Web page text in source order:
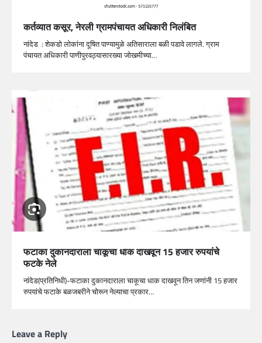
कर्तव्यात कसूर, नेरली ग्रामपंचायत अधिकारी निलंबित
नांदेड : शेकडो लोकांना दूषित पाण्यामुळे अतिसाराला बळी पडावे लागले. ग्राम
पंचायत अधिकारी पाणीपुरवठ्यासारख्या जोखमीच्या…
फटाका दुकानदाराला चाकूचा धाक दाखवून 15 हजार रुपयांचे
फटके नेले
नांदेड(प्रतिनिधी)-फटाका दुकानदाराला चाकूचा धाक दाखवून तिन जणांनी 15 हजार
रुपयांचे फटाके बळजबरीने चोरून नेल्याचा प्रकार…
Leave a Reply